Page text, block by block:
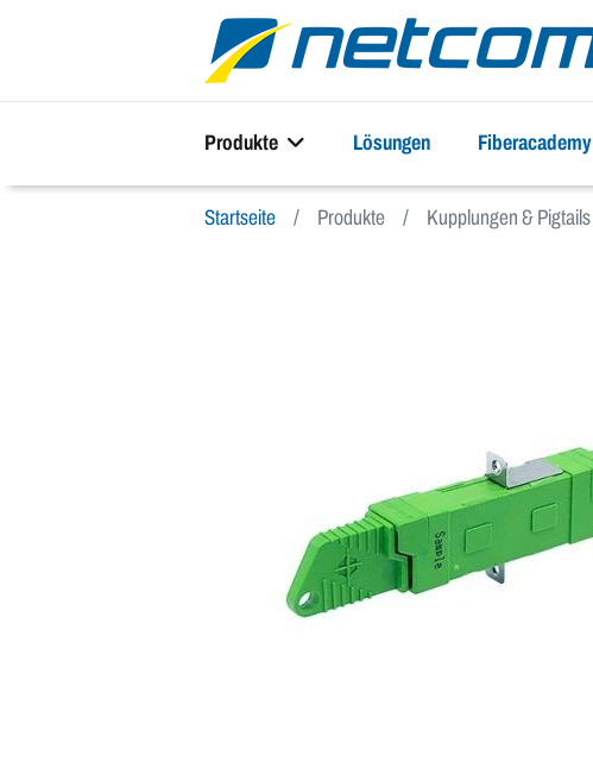
Produkte Lösungen Fiberacademy
Startseite Produkte Kupplungen & Pigtails